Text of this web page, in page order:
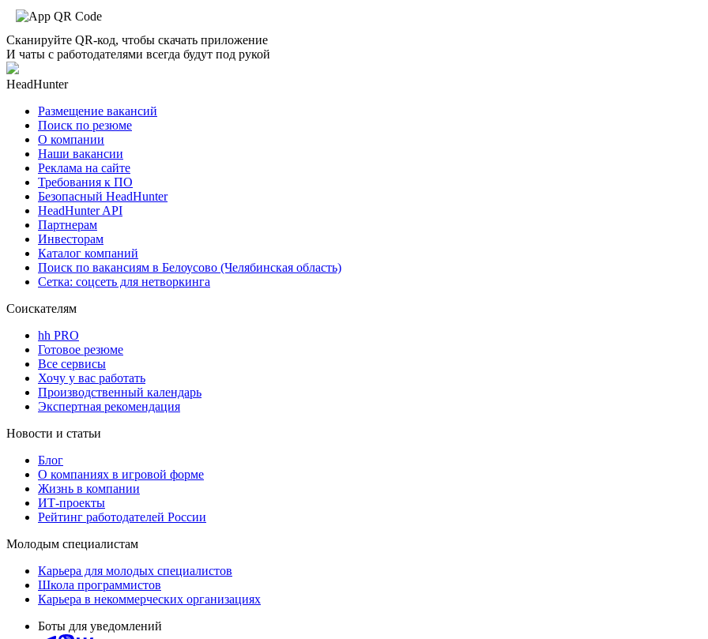
Сканируйте QR-код, чтобы скачать приложение
И чаты с работодателями всегда будут под рукой
HeadHunter
Размещение вакансий
Поиск по резюме
О компании
Наши вакансии
Реклама на сайте
Требования к ПО
Безопасный HeadHunter
HeadHunter API
Партнерам
Инвесторам
Каталог компаний
Поиск по вакансиям в Белоусово (Челябинская область)
Сетка: соцсеть для нетворкинга
Соискателям
hh PRO
Готовое резюме
Все сервисы
Хочу у вас работать
Производственный календарь
Экспертная рекомендация
Новости и статьи
Блог
О компаниях в игровой форме
Жизнь в компании
ИТ-проекты
Рейтинг работодателей России
Молодым специалистам
Карьера для молодых специалистов
Школа программистов
Карьера в некоммерческих организациях
Боты для уведомлений